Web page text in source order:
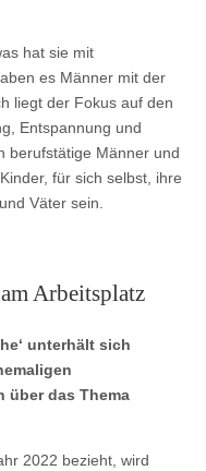
hat sie mit
es Männer mit der
liegt der Fokus auf den
Entspannung und
berufstätige Männer und
für sich selbst, ihre
Väter sein.
Arbeitsplatz
unterhält sich
über das Thema
2022 bezieht, wird